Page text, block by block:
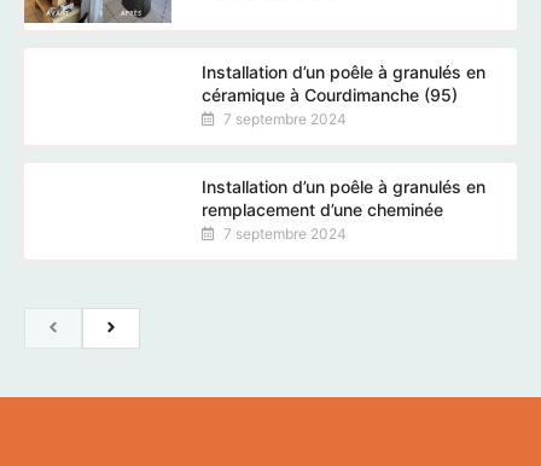
Installation d’un poêle à granulés en
céramique à Courdimanche (95)
7 septembre 2024
Installation d’un poêle à granulés en
remplacement d’une cheminée
7 septembre 2024